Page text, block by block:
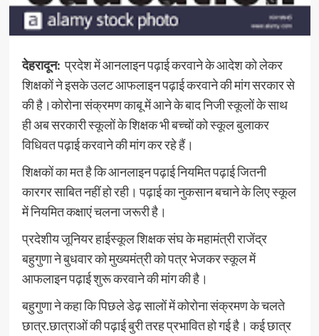
देहरादून: प्रदेश में आनलाइन पढ़ाई करवाने के आदेश को लेकर
शिक्षकों ने इसके उलट आफलाइन पढ़ाई करवाने की मांग सरकार से
की है।कोरोना संक्रमण काबू में आने के बाद निजी स्कूलों के साथ
ही अब सरकारी स्कूलों के शिक्षक भी बच्चों को स्कूल बुलाकर
विधिवत पढ़ाई करवाने की मांग कर रहे हैं।
शिक्षकों का मत है कि आनलाइन पढ़ाई नियमित पढ़ाई जितनी
कारगर साबित नहीं हो रही। पढ़ाई का नुकसान बचाने के लिए स्कूल
में नियमित कक्षाएं चलना जरूरी है।
प्रदेशीय जूनियर हाईस्कूल शिक्षक संघ के महामंत्री राजेंद्र
बहुगुणा ने बुधवार को मुख्यमंत्री को पत्र भेजकर स्कूल में
आफलाइन पढ़ाई शुरू करवाने की मांग की है।
बहुगुणा ने कहा कि पिछले डेढ़ सालों में कोरोना संक्रमण के चलते
छात्र.छात्राओं की पढ़ाई बुरी तरह प्रभावित हो गई है। कई छात्र